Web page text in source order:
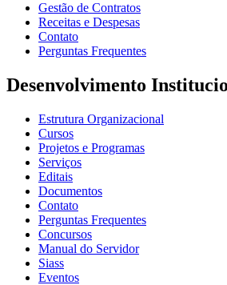
Gestão de Contratos
Receitas e Despesas
Contato
Perguntas Frequentes
Desenvolvimento
Estrutura Organizacional
Cursos
Projetos e Programas
Serviços
Editais
Documentos
Contato
Perguntas Frequentes
Concursos
Manual do Servidor
Siass
Eventos